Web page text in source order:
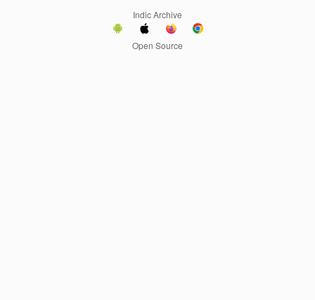
Indic Archive
Open Source